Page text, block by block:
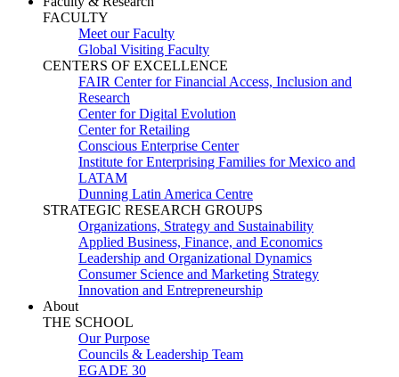
FACULTY
Meet our Faculty
Global Visiting Faculty
CENTERS OF EXCELLENCE
FAIR Center for Financial Access, Inclusion and
Research
Center for Digital Evolution
Center for Retailing
Conscious Enterprise Center
Institute for Enterprising Families for Mexico and
LATAM
Dunning Latin America Centre
STRATEGIC RESEARCH GROUPS
Organizations, Strategy and Sustainability
Applied Business, Finance, and Economics
Leadership and Organizational Dynamics
Consumer Science and Marketing Strategy
Innovation and Entrepreneurship
About
THE SCHOOL
Our Purpose
Councils & Leadership Team
EGADE 30